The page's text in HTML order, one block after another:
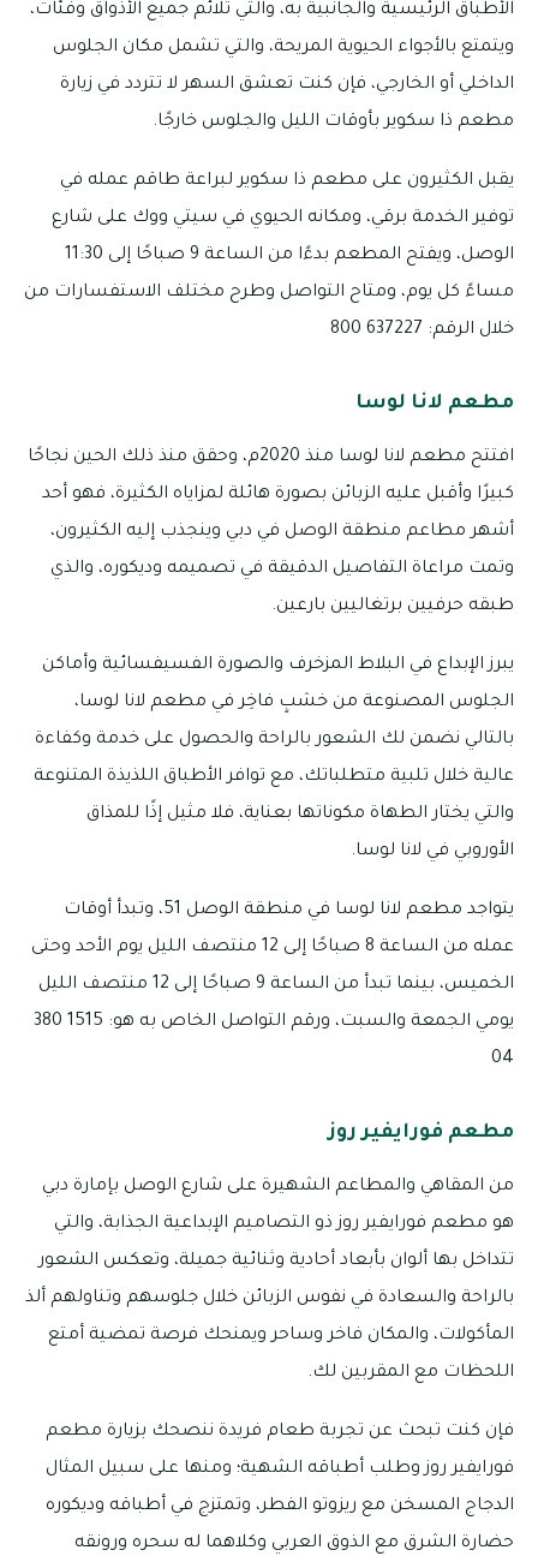
الأطباق الرئيسية والجانبية به، والتي تلائم جميع الأذواق وفئات،
ويتمتع بالأجواء الحيوية المريحة، والتي تشمل مكان الجلوس
الداخلي أو الخارجي، فإن كنت تعشق السهر لا تتردد في زيارة
مطعم ذا سكوير بأوقات الليل والجلوس خارجًا.
يقبل الكثيرون على مطعم ذا سكوير لبراعة طاقم عمله في
توفير الخدمة برقي، ومكانه الحيوي في سيتي ووك على شارع
الوصل، ويفتح المطعم بدءًا من الساعة 9 صباحًا إلى 11:30
مساءً كل يوم، ومتاح التواصل وطرح مختلف الاستفسارات من
خلال الرقم: 637227 800
مطعم لانا لوسا
افتتح مطعم لانا لوسا منذ 2020م، وحقق منذ ذلك الحين نجاحًا
كبيرًا وأقبل عليه الزبائن بصورة هائلة لمزاياه الكثيرة، فهو أحد
أشهر مطاعم منطقة الوصل في دبي وينجذب إليه الكثيرون،
وتمت مراعاة التفاصيل الدقيقة في تصميمه وديكوره، والذي
طبقه حرفيين برتغاليين بارعين.
يبرز الإبداع في البلاط المزخرف والصورة الفسيفسائية وأماكن
الجلوس المصنوعة من خشبٍ فاخِر في مطعم لانا لوسا،
بالتالي نضمن لك الشعور بالراحة والحصول على خدمة وكفاءة
عالية خلال تلبية متطلباتك، مع توافر الأطباق اللذيذة المتنوعة
والتي يختار الطهاة مكوناتها بعناية، فلا مثيل إذًا للمذاق
الأوروبي في لانا لوسا.
يتواجد مطعم لانا لوسا في منطقة الوصل 51، وتبدأ أوقات
عمله من الساعة 8 صباحًا إلى 12 منتصف الليل يوم الأحد وحتى
الخميس، بينما تبدأ من الساعة 9 صباحًا إلى 12 منتصف الليل
يومي الجمعة والسبت، ورقم التواصل الخاص به هو: 1515 380
04
مطعم فورايفير روز
من المقاهي والمطاعم الشهيرة على شارع الوصل بإمارة دبي
هو مطعم فورايفير روز ذو التصاميم الإبداعية الجذابة، والتي
تتداخل بها ألوان بأبعاد أحادية وثنائية جميلة، وتعكس الشعور
بالراحة والسعادة في نفوس الزبائن خلال جلوسهم وتناولهم ألذ
المأكولات، والمكان فاخر وساحر ويمنحك فرصة تمضية أمتع
اللحظات مع المقربين لك.
فإن كنت تبحث عن تجربة طعام فريدة ننصحك بزيارة مطعم
فورايفير روز وطلب أطباقه الشهية؛ ومنها على سبيل المثال
الدجاج المسخن مع ريزوتو الفطر، وتمتزج في أطباقه وديكوره
حضارة الشرق مع الذوق العربي وكلاهما له سحره ورونقه